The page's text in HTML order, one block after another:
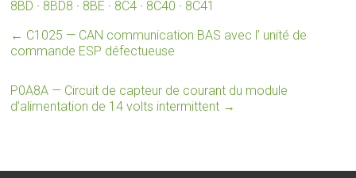
8BD · 8BD8 · 8BE · 8C4 · 8C40 · 8C41
← C1025 — CAN communication BAS avec l’ unité de
commande ESP défectueuse
P0A8A — Circuit de capteur de courant du module
d’alimentation de 14 volts intermittent →